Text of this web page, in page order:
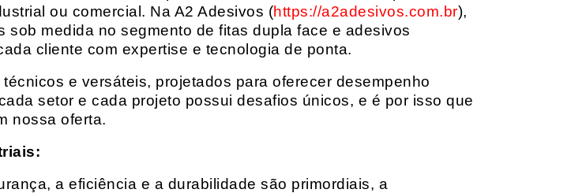
ou comercial. Na A2 Adesivos (https://a2adesivos.com.br),
medida no segmento de fitas dupla face e adesivos
cliente com expertise e tecnologia de ponta.
e versáteis, projetados para oferecer desempenho
setor e cada projeto possui desafios únicos, e é por isso que
nossa oferta.
a eficiência e a durabilidade são primordiais, a